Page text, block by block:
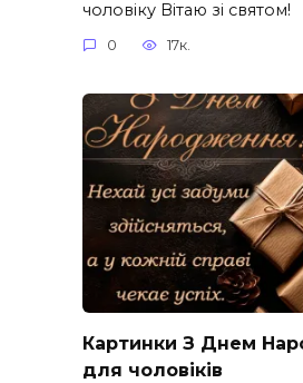
чоловіку Вітаю зі святом!
0 17к.
Картинки З Днем
для чоловіків​